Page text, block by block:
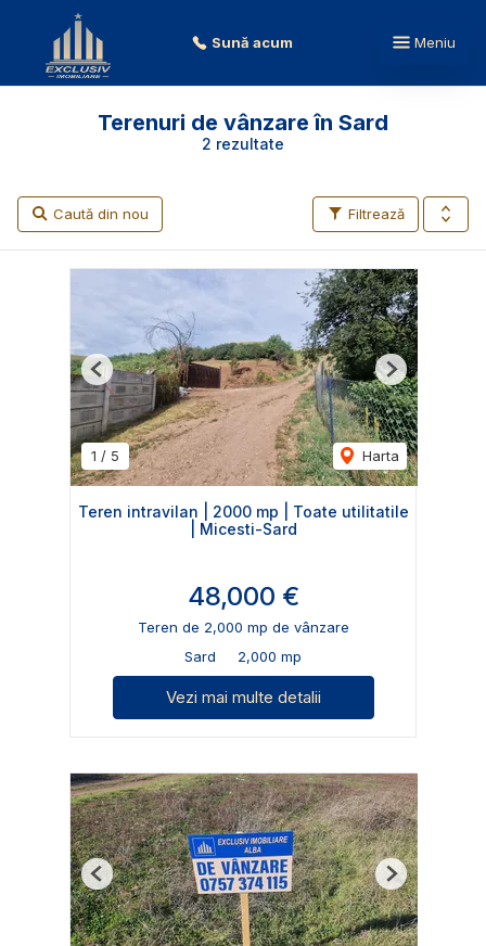
Sună acum Meniu
2 rezultate
Terenuri de vânzare în Sard
Filtrează
Caută din nou
1 / 5 Harta
Previous Next
Teren intravilan | 2000 mp | Toate utilitatile
| Micesti-Sard
48,000 €
Teren de 2,000 mp de vânzare
Sard
2,000 mp
Vezi mai multe detalii
Previous Next